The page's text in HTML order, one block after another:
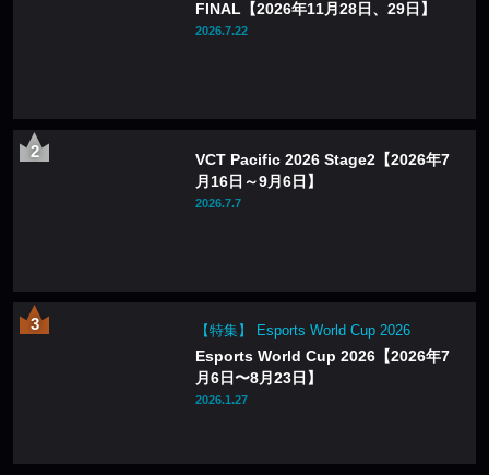
FINAL【2026年11月28日、29日】
2026.7.22
VCT Pacific 2026 Stage2【2026年7
月16日～9月6日】
2026.7.7
【特集】 Esports World Cup 2026
Esports World Cup 2026【2026年7
月6日〜8月23日】
2026.1.27